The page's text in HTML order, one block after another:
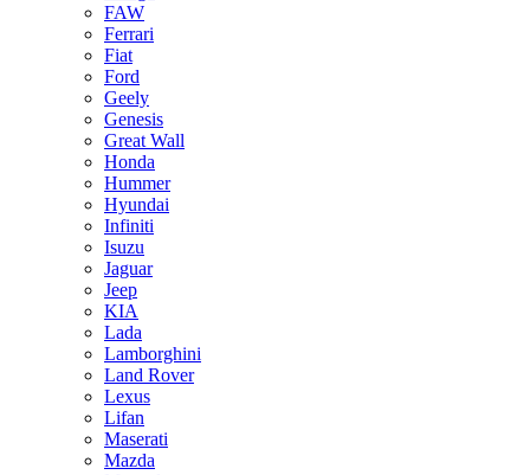
FAW
Ferrari
Fiat
Ford
Geely
Genesis
Great Wall
Honda
Hummer
Hyundai
Infiniti
Isuzu
Jaguar
Jeep
KIA
Lada
Lamborghini
Land Rover
Lexus
Lifan
Maserati
Mazda